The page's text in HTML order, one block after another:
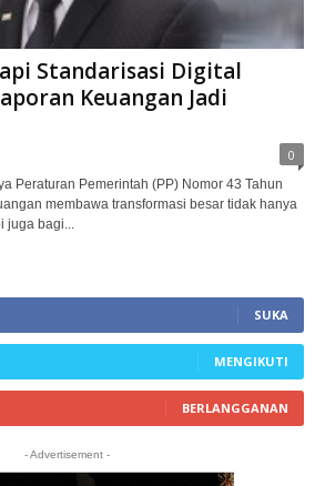
Standarisasi Digital
Keuangan Jadi
0
Peraturan Pemerintah (PP) Nomor 43 Tahun
membawa transformasi besar tidak hanya
bagi...
SUKA
MENGIKUTI
BERLANGGANAN
- Advertisement -